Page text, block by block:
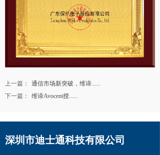
上一篇：
通信市场新突破，维谛......
下一篇：
维谛Avocent授......
深圳市迪士通科技有限公司